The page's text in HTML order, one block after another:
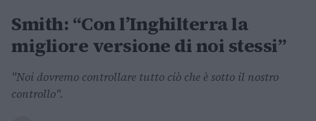
Smith: “Con l’Inghilterra la
migliore versione di noi stessi”
"Noi dovremo controllare tutto ciò che è sotto il nostro
controllo".